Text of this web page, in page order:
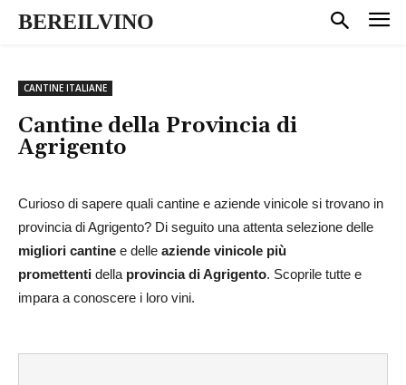
BEREILVINO
CANTINE ITALIANE
Cantine della Provincia di
Agrigento
Curioso di sapere quali cantine e aziende vinicole si trovano in
provincia di Agrigento? Di seguito una attenta selezione delle
migliori cantine e delle aziende vinicole più
promettenti della provincia di Agrigento. Scoprile tutte e
impara a conoscere i loro vini.